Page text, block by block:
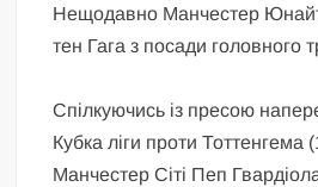
Нещодавно Манчестер
тен Гага з посади головного
Спілкуючись із пресою
Кубка ліги проти Тоттенгема
Манчестер Сіті Пеп